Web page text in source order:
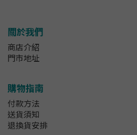
關於我們
商店介紹
門市地址
購物指南
付款方法
送貨須知
退換貨安排